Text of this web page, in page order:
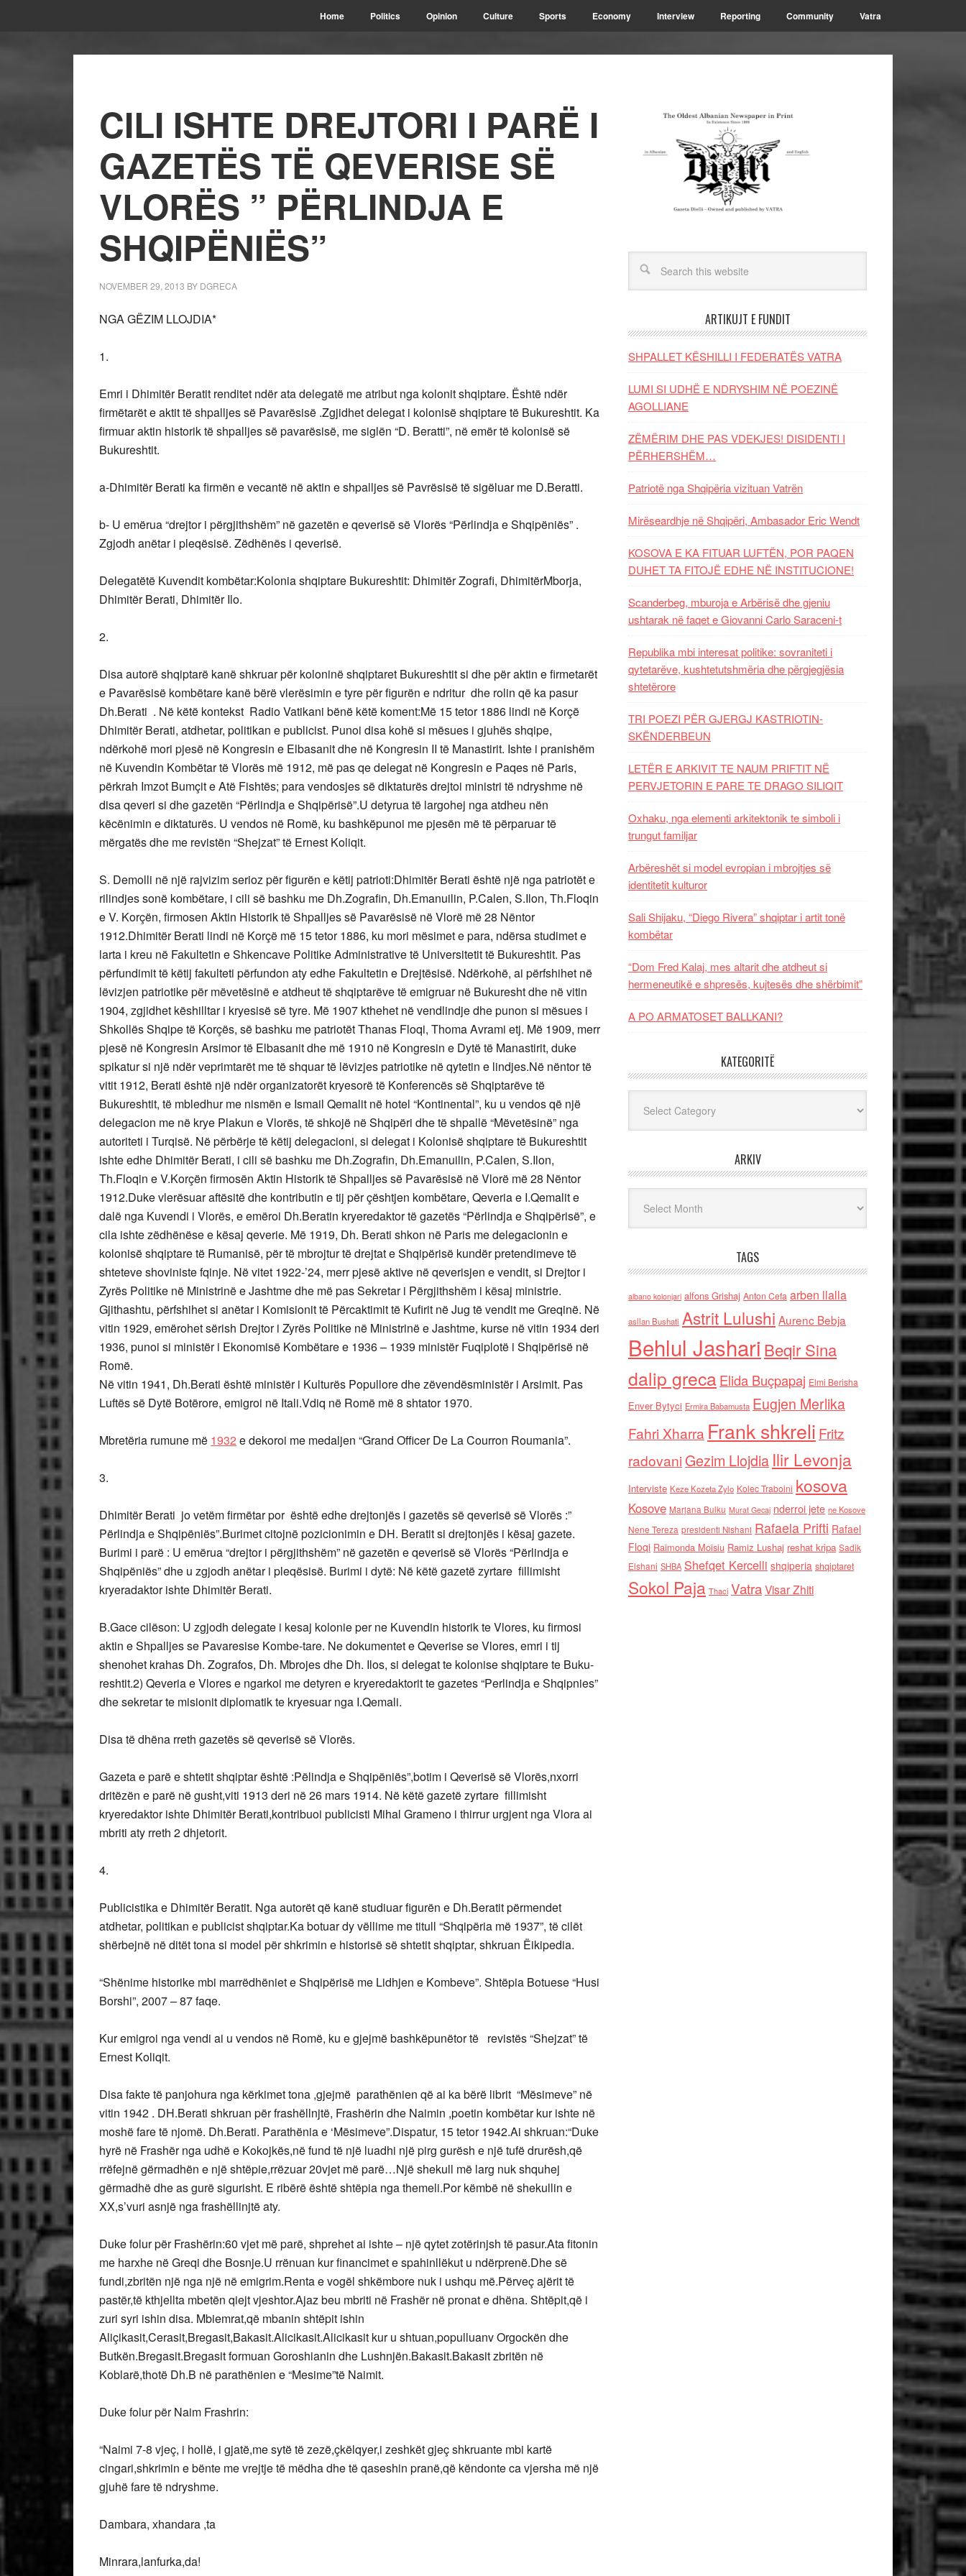
Home Politics Opinion Culture Sports Economy Interview Reporting Community Vatra
CILI ISHTE DREJTORI I PARË I
GAZETËS TË QEVERISE SË
VLORËS ” PËRLINDJA E
SHQIPËNIËS”
NOVEMBER 29, 2013 BY DGRECA
NGA GËZIM LLOJDIA*
1.
Emri i Dhimitër Beratit renditet ndër ata delegatë me atribut nga kolonit shqiptare. Është ndër
firmëtarët e aktit të shpalljes së Pavarësisë .Zgjidhet delegat i kolonisë shqiptare të Bukureshtit. Ka
firmuar aktin historik të shpalljes së pavarësisë, me siglën “D. Beratti”, në emër të kolonisë së
Bukureshtit.
a-Dhimitër Berati ka firmën e vecantë në aktin e shpalljes së Pavrësisë të sigëluar me D.Beratti.
b- U emërua “drejtor i përgjithshëm” në gazetën e qeverisë së Vlorës “Përlindja e Shqipëniës” .
Zgjodh anëtar i pleqësisë. Zëdhënës i qeverisë.
Delegatëtë Kuvendit kombëtar:Kolonia shqiptare Bukureshtit: Dhimitër Zografi, DhimitërMborja,
Dhimitër Berati, Dhimitër Ilo.
2.
Disa autorë shqiptarë kanë shkruar për koloninë shqiptaret Bukureshtit si dhe për aktin e firmetarët
e Pavarësisë kombëtare kanë bërë vlerësimin e tyre për figurën e ndritur dhe rolin që ka pasur
Dh.Berati . Në këtë kontekst Radio Vatikani bënë këtë koment:Më 15 tetor 1886 lindi në Korçë
Dhimitër Berati, atdhetar, politikan e publicist. Punoi disa kohë si mësues i gjuhës shqipe,
ndërkohë mori pjesë në Kongresin e Elbasanit dhe në Kongresin II të Manastirit. Ishte i pranishëm
në Kuvendin Kombëtar të Vlorës më 1912, më pas qe delegat në Kongresin e Paqes në Paris,
përkrah Imzot Bumçit e Atë Fishtës; para vendosjes së diktaturës drejtoi ministri të ndryshme në
disa qeveri si dhe gazetën “Përlindja e Shqipërisë”.U detyrua të largohej nga atdheu nën
këcënimin e diktaturës. U vendos në Romë, ku bashkëpunoi me pjesën më të përparuar të
mërgatës dhe me revistën “Shejzat” të Ernest Koliqit.
S. Demolli në një rajvizim serioz për figurën e këtij patrioti:Dhimitër Berati është një nga patriotët e
rilindjes sonë kombëtare, i cili së bashku me Dh.Zografin, Dh.Emanuilin, P.Calen, S.Ilon, Th.Floqin
e V. Korçën, firmosen Aktin Historik të Shpalljes së Pavarësisë në Vlorë më 28 Nëntor
1912.Dhimitër Berati lindi në Korçë më 15 tetor 1886, ku mori mësimet e para, ndërsa studimet e
larta i kreu në Fakultetin e Shkencave Politike Administrative të Universitetit të Bukureshtit. Pas
përfundimit të këtij fakulteti përfundon aty edhe Fakultetin e Drejtësisë. Ndërkohë, ai përfshihet në
lëvizjen patriotike për mëvetësinë e atdheut të shqiptarëve të emigruar në Bukuresht dhe në vitin
1904, zgjidhet këshilltar i kryesisë së tyre. Më 1907 kthehet në vendlindje dhe punon si mësues i
Shkollës Shqipe të Korçës, së bashku me patriotët Thanas Floqi, Thoma Avrami etj. Më 1909, merr
pjesë në Kongresin Arsimor të Elbasanit dhe më 1910 në Kongresin e Dytë të Manastirit, duke
spikatur si një ndër veprimtarët me të shquar të lëvizjes patriotike në qytetin e lindjes.Në nëntor të
vitit 1912, Berati është një ndër organizatorët kryesorë të Konferencës së Shqiptarëve të
Bukureshtit, të mbledhur me nismën e Ismail Qemalit në hotel “Kontinental”, ku u vendos që një
delegacion me në krye Plakun e Vlorës, të shkojë në Shqipëri dhe të shpallë “Mëvetësinë” nga
autoriteti i Turqisë. Në përbërje të këtij delegacioni, si delegat i Kolonisë shqiptare të Bukureshtit
ishte edhe Dhimitër Berati, i cili së bashku me Dh.Zografin, Dh.Emanuilin, P.Calen, S.Ilon,
Th.Floqin e V.Korçën firmosën Aktin Historik të Shpalljes së Pavarësisë në Vlorë më 28 Nëntor
1912.Duke vlerësuar aftësitë dhe kontributin e tij për çështjen kombëtare, Qeveria e I.Qemalit e
dalë nga Kuvendi i Vlorës, e emëroi Dh.Beratin kryeredaktor të gazetës “Përlindja e Shqipërisë”, e
cila ishte zëdhënëse e kësaj qeverie. Më 1919, Dh. Berati shkon në Paris me delegacionin e
kolonisë shqiptare të Rumanisë, për të mbrojtur të drejtat e Shqipërisë kundër pretendimeve të
shteteve shoviniste fqinje. Në vitet 1922-’24, merr pjesë aktive në qeverisjen e vendit, si Drejtor i
Zyrës Politike në Ministrinë e Jashtme dhe më pas Sekretar i Përgjithshëm i kësaj ministrie.
Gjithashtu, përfshihet si anëtar i Komisionit të Përcaktimit të Kufirit në Jug të vendit me Greqinë. Në
vitin 1929, emërohet sërish Drejtor i Zyrës Politike në Ministrinë e Jashtme, kurse në vitin 1934 deri
1936, punoi si ministër i Ekonomisë Kombëtare e 1936 – 1939 ministër Fuqiplotë i Shqipërisë në
Romë.
Në vitin 1941, Dh.Berati është ministër i Kulturës Popullore dhe zëvendësministër i Arsimit. Pas
Luftës së Dytë Botërore, emigroi në Itali.Vdiq në Romë më 8 shtator 1970.
Mbretëria rumune më 1932 e dekoroi me medaljen “Grand Officer De La Courron Roumania”.
3.
Dhimitër Berati jo vetëm firmëtar por është edhe drejtonjës i gazetës së qeverisë së Vlorës :”
Përlindja e Shqipëniës”.Burimet citojnë pozicionimin e DH. Beratit si drejtonjës i kësaj gazete.
Burimi i parë : U emërua “drejtor i përgjithshëm” në gazetën e qeverisë së Vlorës “Përlindja e
Shqipëniës” dhe u zgjodh anëtar i pleqësisë. Burimi i dytë: Në këtë gazetë zyrtare fillimisht
kryeradaktor ishte Dhimitër Berati.
B.Gace cilëson: U zgjodh delegate i kesaj kolonie per ne Kuvendin historik te Vlores, ku firmosi
aktin e Shpalljes se Pavaresise Kombe-tare. Ne dokumentet e Qeverise se Vlores, emri i tij
shenohet krahas Dh. Zografos, Dh. Mbrojes dhe Dh. Ilos, si delegat te kolonise shqiptare te Buku­
reshtit.2) Qeveria e Vlores e ngarkoi me detyren e kryeredaktorit te gazetes “Perlindja e Shqipnies”
dhe sekretar te misionit diplomatik te kryesuar nga I.Qemali.
Disa të dhëna rreth gazetës së qeverisë së Vlorës.
Gazeta e parë e shtetit shqiptar është :Pëlindja e Shqipëniës”,botim i Qeverisë së Vlorës,nxorri
dritëzën e parë në gusht,viti 1913 deri në 26 mars 1914. Në këtë gazetë zyrtare fillimisht
kryeredaktor ishte Dhimitër Berati,kontribuoi publicisti Mihal Grameno i thirrur urgjent nga Vlora ai
mbriti aty rreth 2 dhjetorit.
4.
Publicistika e Dhimitër Beratit. Nga autorët që kanë studiuar figurën e Dh.Beratit përmendet
atdhetar, politikan e publicist shqiptar.Ka botuar dy vëllime me titull “Shqipëria më 1937”, të cilët
shërbejnë në ditët tona si model për shkrimin e historisë së shtetit shqiptar, shkruan Ëikipedia.
“Shënime historike mbi marrëdhëniet e Shqipërisë me Lidhjen e Kombeve”. Shtëpia Botuese “Husi
Borshi”, 2007 – 87 faqe.
Kur emigroi nga vendi ai u vendos në Romë, ku e gjejmë bashkëpunëtor të revistës “Shejzat” të
Ernest Koliqit.
Disa fakte të panjohura nga kërkimet tona ,gjejmë parathënien që ai ka bërë librit “Mësimeve” në
vitin 1942 . DH.Berati shkruan për frashëllnjtë, Frashërin dhe Naimin ,poetin kombëtar kur ishte në
moshë fare të njomë. Dh.Berati. Parathënia e ‘Mësimeve”.Dispatur, 15 tetor 1942.Ai shkruan:“Duke
hyrë në Frashër nga udhë e Kokojkës,në fund të një luadhi një pirg gurësh e një tufë drurësh,që
rrëfejnë gërmadhën e një shtëpie,rrëzuar 20vjet më parë…Një shekull më larg nuk shquhej
gërmadhë dhe as gurë sigurisht. E ribërë është shtëpia nga themeli.Por këmbë në shekullin e
XX,s’vuri asnjë nga frashëllinjtë aty.
Duke folur për Frashërin:60 vjet më parë, shprehet ai ishte – një qytet zotërinjsh të pasur.Ata fitonin
me harxhe në Greqi dhe Bosnje.U rrënuan kur financimet e spahinllëkut u ndërprenë.Dhe së
fundi,zbritën një nga një në emigrim.Renta e vogël shkëmbore nuk i ushqu më.Përveç ajërit të
pastër,të kthjellta mbetën qiejt vjeshtor.Ajaz beu mbriti në Frashër në pronat e dhëna. Shtëpit,që i
zuri syri ishin disa. Mbiemrat,që mbanin shtëpit ishin
Aliçikasit,Cerasit,Bregasit,Bakasit.Alicikasit.Alicikasit kur u shtuan,populluanv Orgockën dhe
Butkën.Bregasit.Bregasit formuan Goroshianin dhe Lushnjën.Bakasit.Bakasit zbritën në
Koblarë,thotë Dh.B në parathënien e “Mesime”të Naimit.
Duke folur për Naim Frashrin:
“Naimi 7-8 vjeç, i hollë, i gjatë,me sytë të zezë,çkëlqyer,i zeshkët gjeç shkruante mbi kartë
cingari,shkrimin e bënte me vrejtje të mëdha dhe të qaseshin pranë,që këndonte ca vjersha më një
gjuhë fare të ndryshme.
Dambara, xhandara ,ta
Minrara,lanfurka,da!
ARTIKUJT E FUNDIT
SHPALLET KËSHILLI I FEDERATËS VATRA
LUMI SI UDHË E NDRYSHIM NË POEZINË
AGOLLIANE
ZËMËRIM DHE PAS VDEKJES! DISIDENTI I
PËRHERSHËM…
Patriotë nga Shqipëria vizituan Vatrën
Mirëseardhje në Shqipëri, Ambasador Eric Wendt
KOSOVA E KA FITUAR LUFTËN, POR PAQEN
DUHET TA FITOJË EDHE NË INSTITUCIONE!
Scanderbeg, mburoja e Arbërisë dhe gjeniu
ushtarak në faqet e Giovanni Carlo Saraceni-t
Republika mbi interesat politike: sovraniteti i
qytetarëve, kushtetutshmëria dhe përgjegjësia
shtetërore
TRI POEZI PËR GJERGJ KASTRIOTIN-
SKËNDERBEUN
LETËR E ARKIVIT TE NAUM PRIFTIT NË
PERVJETORIN E PARE TE DRAGO SILIQIT
Oxhaku, nga elementi arkitektonik te simboli i
trungut familjar
Arbëreshët si model evropian i mbrojtjes së
identitetit kulturor
Sali Shijaku, “Diego Rivera” shqiptar i artit tonë
kombëtar
“Dom Fred Kalaj, mes altarit dhe atdheut si
hermeneutikë e shpresës, kujtesës dhe shërbimit”
A PO ARMATOSET BALLKANI?
KATEGORITË
ARKIV
TAGS
albano kolonjari alfons Grishaj Anton Cefa arben llalla
asllan Bushati Astrit Lulushi Aurenc Bebja
Behlul Jashari Beqir Sina
dalip grecaElida Buçpapaj Elmi Berisha
Enver Bytyci Ermira Babamusta Eugjen Merlika
Fahri Xharra Frank shkreli Fritz
radovaniGezim Llojdia Ilir Levonja
Interviste Keze Kozeta Zylo Kolec Traboini kosova
Kosove Marjana Bulku Murat Gecaj nderroi jete ne Kosove
Nene Tereza presidenti Nishani Rafaela Prifti Rafael
Floqi Raimonda Moisiu Ramiz Lushaj reshat kripa Sadik
Elshani SHBA Shefqet Kercelli shqiperia shqiptaret
Sokol Paja Thaci VatraVisar Zhiti